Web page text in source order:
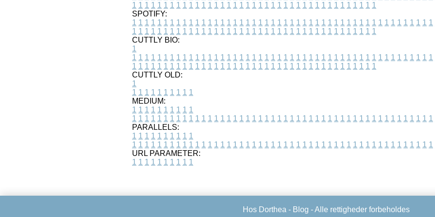
1 1 1 1 1 1 1 1 1 1 1 1 1 1 1 1 1 1 1 1 1 1 1 1 1 1 1 1 1 1 1 1 1 1 1 1 1 1 1
SPOTIFY:
1 1 1 1 1 1 1 1 1 1 1 1 1 1 1 1 1 1 1 1 1 1 1 1 1 1 1 1 1 1 1 1 1 1 1 1 1 1 1 1 1 1 1 1 1 1 1 1
1 1 1 1 1 1 1 1 1 1 1 1 1 1 1 1 1 1 1 1 1 1 1 1 1 1 1 1 1 1 1 1 1 1 1 1 1 1 1
CUTTLY BIO:
1
1 1 1 1 1 1 1 1 1 1 1 1 1 1 1 1 1 1 1 1 1 1 1 1 1 1 1 1 1 1 1 1 1 1 1 1 1 1 1 1 1 1 1 1 1 1 1 1
1 1 1 1 1 1 1 1 1 1 1 1 1 1 1 1 1 1 1 1 1 1 1 1 1 1 1 1 1 1 1 1 1 1 1 1 1 1 1
CUTTLY OLD:
1
1 1 1 1 1 1 1 1 1 1
MEDIUM:
1 1 1 1 1 1 1 1 1 1
1 1 1 1 1 1 1 1 1 1 1 1 1 1 1 1 1 1 1 1 1 1 1 1 1 1 1 1 1 1 1 1 1 1 1 1 1 1 1 1 1 1 1 1 1 1 1 1
PARALLELS:
1 1 1 1 1 1 1 1 1 1
1 1 1 1 1 1 1 1 1 1 1 1 1 1 1 1 1 1 1 1 1 1 1 1 1 1 1 1 1 1 1 1 1 1 1 1 1 1 1 1 1 1 1 1 1 1 1 1
URL PARAMETER:
1 1 1 1 1 1 1 1 1 1
Hos Dorthea - Blog - Alle rettigheder forbeholdes